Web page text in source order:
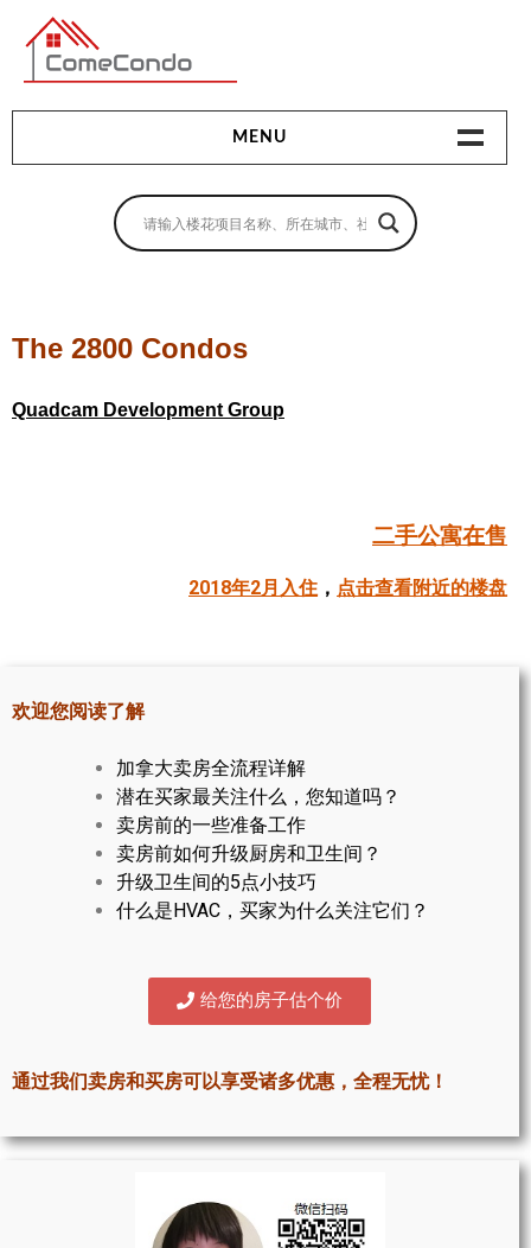
多伦多最新最全的楼花搜索引擎
MENU
地产相关
卖房指南
贷款指南
楼花地图
楼花转让专区
多伦多市中心楼花项目
怡陶碧谷楼花项目
北约克楼花项目
世嘉堡楼花项目
奥克维尔社区介绍
The 2800 Condos
Quadcam Development Group
二手公寓在售
2018年2月入住 ， 点击查看附近的楼盘
欢迎您阅读了解
加拿大卖房全流程详解
潜在买家最关注什么，您知道吗？
卖房前的一些准备工作
卖房前如何升级厨房和卫生间？
升级卫生间的5点小技巧
什么是HVAC，买家为什么关注它们？
给您的房子估个价
通过我们卖房和买房可以享受诸多优惠，全程无忧！